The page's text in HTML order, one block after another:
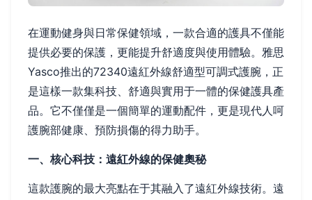
在運動健身與日常保健領域，一款合適的護具不僅能
提供必要的保護，更能提升舒適度與使用體驗。雅思
Yasco推出的72340遠紅外線舒適型可調式護腕，正
是這樣一款集科技、舒適與實用于一體的保健護具產
品。它不僅僅是一個簡單的運動配件，更是現代人呵
護腕部健康、預防損傷的得力助手。
一、核心科技：遠紅外線的保健奧秘
這款護腕的最大亮點在于其融入了遠紅外線技術。遠